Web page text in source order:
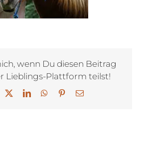
wenn Du diesen Beitrag
Lieblings-Plattform teilst!
LinkedInWhatsApp
Pinterest
E-